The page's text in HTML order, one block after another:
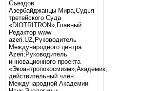
Съездов
Азербайджанцы Мира,Судья
третейского Суда
«DIOTRITRON»,Главный
Редактор www
azeri.UZ,Руководитель
Международного центра
Аzeri;Руководитель
инновационного проекта
«Экоантропокосмизм»,Академик,
действительный член
Международной Академии